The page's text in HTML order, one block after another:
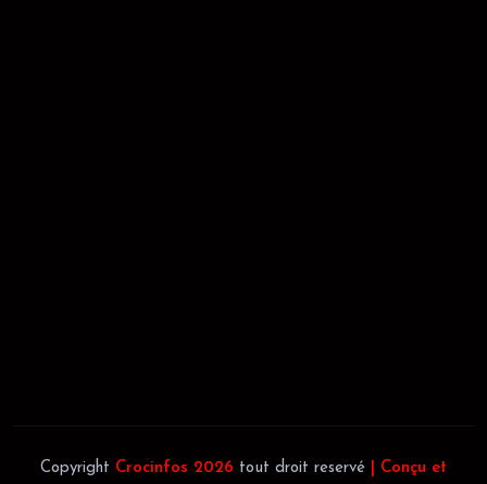
Copyright Crocinfos 2026 tout droit reservé
| Conçu et